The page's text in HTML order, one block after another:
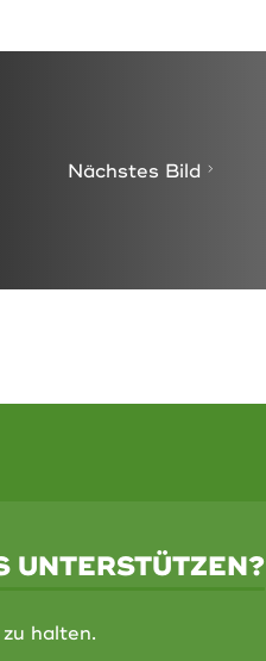
Nächstes Bild
UNTERSTÜTZEN?
halten.